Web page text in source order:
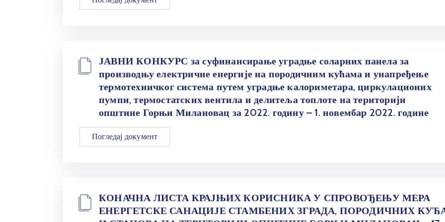
ЈАВНИ КОНКУРС за суфинансирање уградње соларних панела за
производњу електричне енергије на породичним кућама и унапређење
термотехничког система путем уградње калориметара, циркулационих
пумпи, термостатских вентила и делитеља топлоте на територији
општине Горњи Милановац за 2022. годину – 1. новембар 2022. године
Погледај документ
КОНАЧНА ЛИСТА КРАЈЊИХ КОРИСНИКА У СПРОВОЂЕЊУ МЕРА
ЕНЕРГЕТСКЕ САНАЦИЈЕ СТАМБЕНИХ ЗГРАДА, ПОРОДИЧНИХ